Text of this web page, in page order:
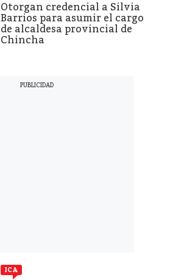
Otorgan credencial a Silvia
Barrios para asumir el cargo
de alcaldesa provincial de
Chincha
ICA